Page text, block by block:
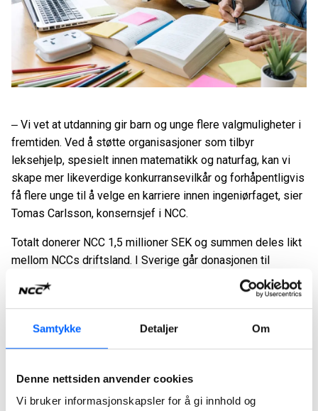
Samtykke Detaljer Om
Denne nettsiden anvender cookies
Vi bruker informasjonskapsler for å gi innhold og
‒ Vi vet at utdanning gir barn og unge flere valgmuligheter i
fremtiden. Ved å støtte organisasjoner som tilbyr
leksehjelp, spesielt innen matematikk og naturfag, kan vi
skape mer likeverdige konkurransevilkår og forhåpentligvis
få flere unge til å velge en karriere innen ingeniørfaget, sier
Tomas Carlsson, konsernsjef i NCC.
Totalt donerer NCC 1,5 millioner SEK og summen deles likt
mellom NCCs driftsland. I Sverige går donasjonen til
Mattecentrum. I Danmark, Finland og Norge går donasjonen
til Røde Kors.
Det er tredje året på rad NCC med sin juledonasjon retter
Vil du bidra som leksehjelper?